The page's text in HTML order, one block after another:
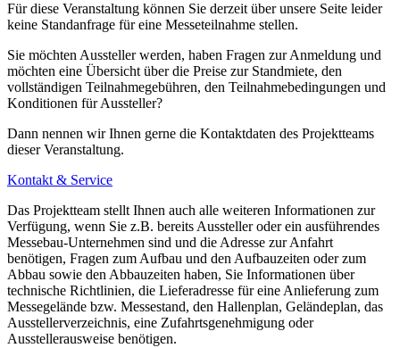
Für diese Veranstaltung können Sie derzeit über unsere Seite leider
keine Standanfrage für eine Messeteilnahme stellen.
Sie möchten Aussteller werden, haben Fragen zur Anmeldung und
möchten eine Übersicht über die Preise zur Standmiete, den
vollständigen Teilnahmegebühren, den Teilnahmebedingungen und
Konditionen für Aussteller?
Dann nennen wir Ihnen gerne die Kontaktdaten des Projektteams
dieser Veranstaltung.
Kontakt & Service
Das Projektteam stellt Ihnen auch alle weiteren Informationen zur
Verfügung, wenn Sie z.B. bereits Aussteller oder ein ausführendes
Messebau-Unternehmen sind und die Adresse zur Anfahrt
benötigen, Fragen zum Aufbau und den Aufbauzeiten oder zum
Abbau sowie den Abbauzeiten haben, Sie Informationen über
technische Richtlinien, die Lieferadresse für eine Anlieferung zum
Messegelände bzw. Messestand, den Hallenplan, Geländeplan, das
Ausstellerverzeichnis, eine Zufahrtsgenehmigung oder
Ausstellerausweise benötigen.